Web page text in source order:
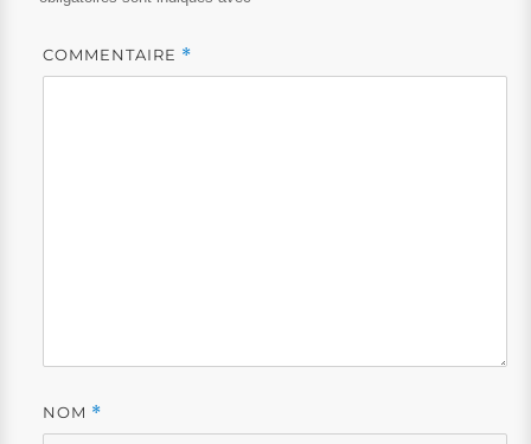
COMMENTAIRE *
NOM *